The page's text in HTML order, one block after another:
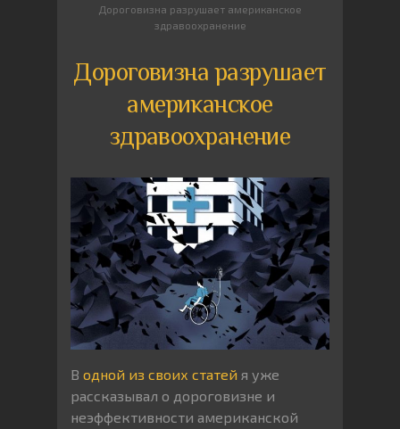
Дороговизна разрушает американское
здравоохранение
Дороговизна разрушает
американское
здравоохранение
В одной из своих статей я уже
рассказывал о дороговизне и
неэффективности американской